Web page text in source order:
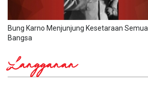
Bung Karno Menjunjung Kesetaraan Semua
Bangsa
Langganan